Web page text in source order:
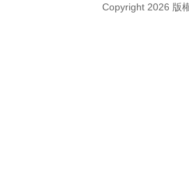
Copyright 2026 版